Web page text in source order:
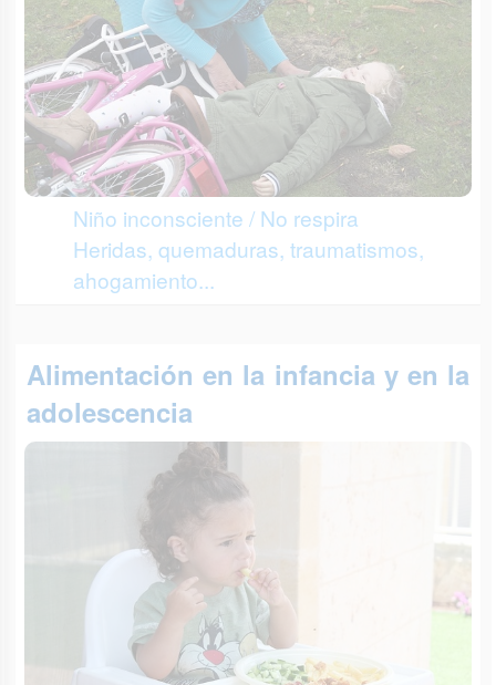
Niño inconsciente / No respira
Heridas, quemaduras, traumatismos,
ahogamiento...
Alimentación en la infancia y en la
adolescencia